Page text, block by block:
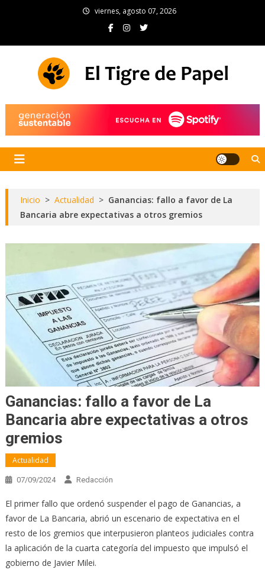
viernes, agosto 07, 2026
Inicio > Actualidad > Ganancias: fallo a favor de La
Bancaria abre expectativas a otros gremios
Ganancias: fallo a favor de La
Bancaria abre expectativas a otros
gremios
Actualidad
07/09/2024 Redacción
El primer fallo que ordenó suspender el pago de Ganancias, a
favor de La Bancaria, abrió un escenario de expectativa en el
resto de los gremios que interpusieron planteos judiciales contra
la aplicación de la cuarta categoría del impuesto que impulsó el
gobierno de Javier Milei.